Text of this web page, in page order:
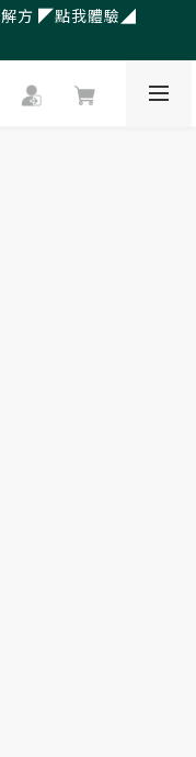
優惠◤前往選購❤️◢
解方 ◤點我體驗◢
網優惠券